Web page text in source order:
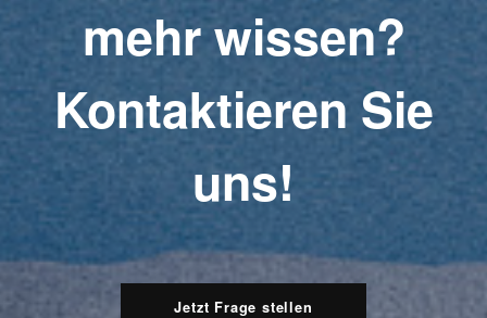
mehr wissen?
Kontaktieren Sie
uns!
Jetzt Frage stellen